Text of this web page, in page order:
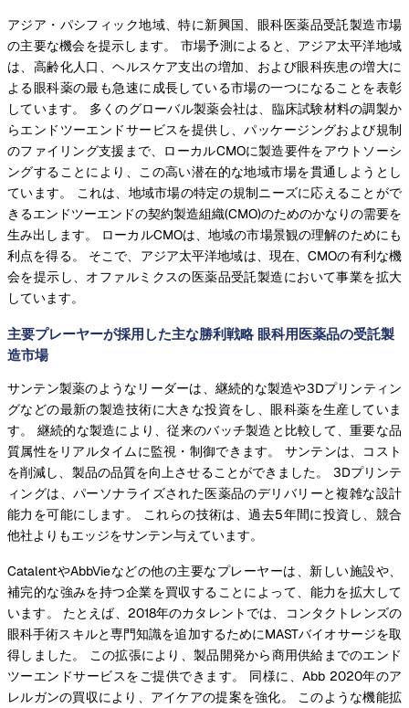
アジア・パシフィック地域、特に新興国、眼科医薬品受託製造市場
の主要な機会を提示します。 市場予測によると、アジア太平洋地域
は、高齢化人口、ヘルスケア支出の増加、および眼科疾患の増大に
よる眼科薬の最も急速に成長している市場の一つになることを表彰
しています。 多くのグローバル製薬会社は、臨床試験材料の調製か
らエンドツーエンドサービスを提供し、パッケージングおよび規制
のファイリング支援まで、ローカルCMOに製造要件をアウトソーシ
ングすることにより、この高い潜在的な地域市場を貫通しようとし
ています。 これは、地域市場の特定の規制ニーズに応えることがで
きるエンドツーエンドの契約製造組織(CMO)のためのかなりの需要を
生み出します。 ローカルCMOは、地域の市場景観の理解のためにも
利点を得る。 そこで、アジア太平洋地域は、現在、CMOの有利な機
会を提示し、オファルミクスの医薬品受託製造において事業を拡大
しています。
主要プレーヤーが採用した主な勝利戦略 眼科用医薬品の受託製
造市場
サンテン製薬のようなリーダーは、継続的な製造や3Dプリンティン
グなどの最新の製造技術に大きな投資をし、眼科薬を生産していま
す。 継続的な製造により、従来のバッチ製造と比較して、重要な品
質属性をリアルタイムに監視・制御できます。 サンテンは、コスト
を削減し、製品の品質を向上させることができました。 3Dプリンテ
ィングは、パーソナライズされた医薬品のデリバリーと複雑な設計
能力を可能にします。 これらの技術は、過去5年間に投資し、競合
他社よりもエッジをサンテン与えています。
CatalentやAbbVieなどの他の主要なプレーヤーは、新しい施設や、
補完的な強みを持つ企業を買収することによって、能力を拡大して
います。 たとえば、2018年のカタレントでは、コンタクトレンズの
眼科手術スキルと専門知識を追加するためにMASTバイオサージを取
得しました。 この拡張により、製品開発から商用供給までのエンド
ツーエンドサービスをご提供できます。 同様に、Abb 2020年のア
レルガンの買収により、アイケアの提案を強化。 このような機能拡